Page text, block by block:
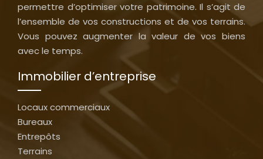
permettre d’optimiser votre patrimoine. Il s’agit de
l’ensemble de vos constructions et de vos terrains.
Vous pouvez augmenter la valeur de vos biens
avec le temps.
Immobilier d’entreprise
Locaux commerciaux
Bureaux
Entrepôts
Terrains